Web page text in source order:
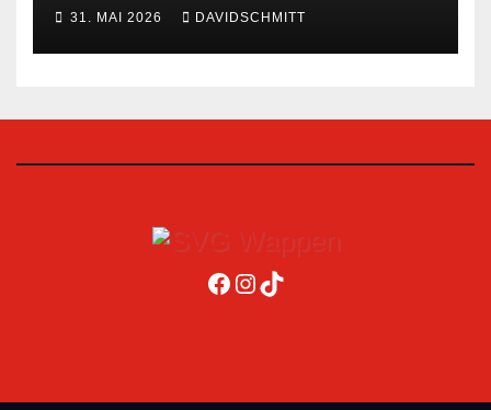
31. MAI 2026 DAVIDSCHMITT
Facebook
Instagram
TikTok